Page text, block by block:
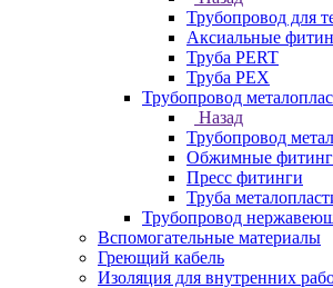
Трубопровод для
Аксиальные
Труба PERT
Труба PEX
Трубопровод
Назад
Трубопровод
Обжимные
Пресс фитинги
Труба
Трубопровод
Вспомогательные материалы
Греющий кабель
Изоляция для внутренних